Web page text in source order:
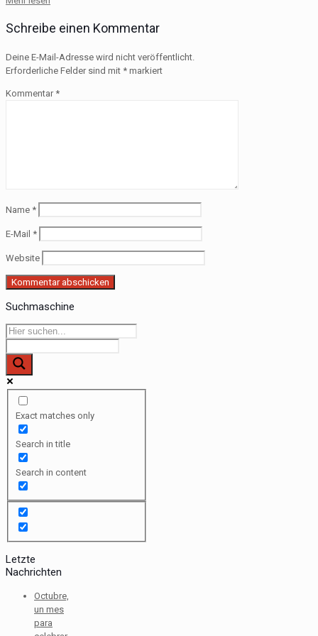
Schreibe einen Kommentar
Deine E-Mail-Adresse wird nicht veröffentlicht.
Erforderliche Felder sind mit * markiert
Kommentar *
Name *
E-Mail *
Website
Suchmaschine
Exact matches only
Search in title
Search in content
Letzte
Nachrichten
Octubre,
un mes
para